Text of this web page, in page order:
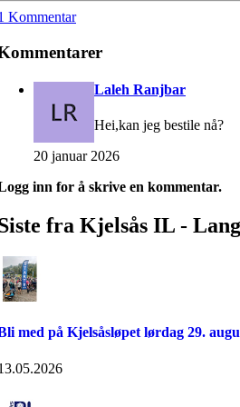
Kommentar
Laleh Ranjbar
Hei,kan jeg bestile nå?
20 januar 2026
inn for å skrive en kommentar.
fra Kjelsås IL -
med på Kjelsåsløpet lørdag 29.